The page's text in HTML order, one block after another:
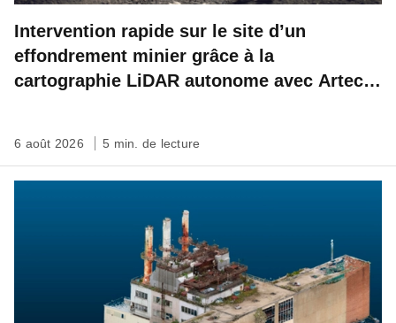
Intervention rapide sur le site d’un
effondrement minier grâce à la
cartographie LiDAR autonome avec Artec
6 août 2026 5 min. de lecture